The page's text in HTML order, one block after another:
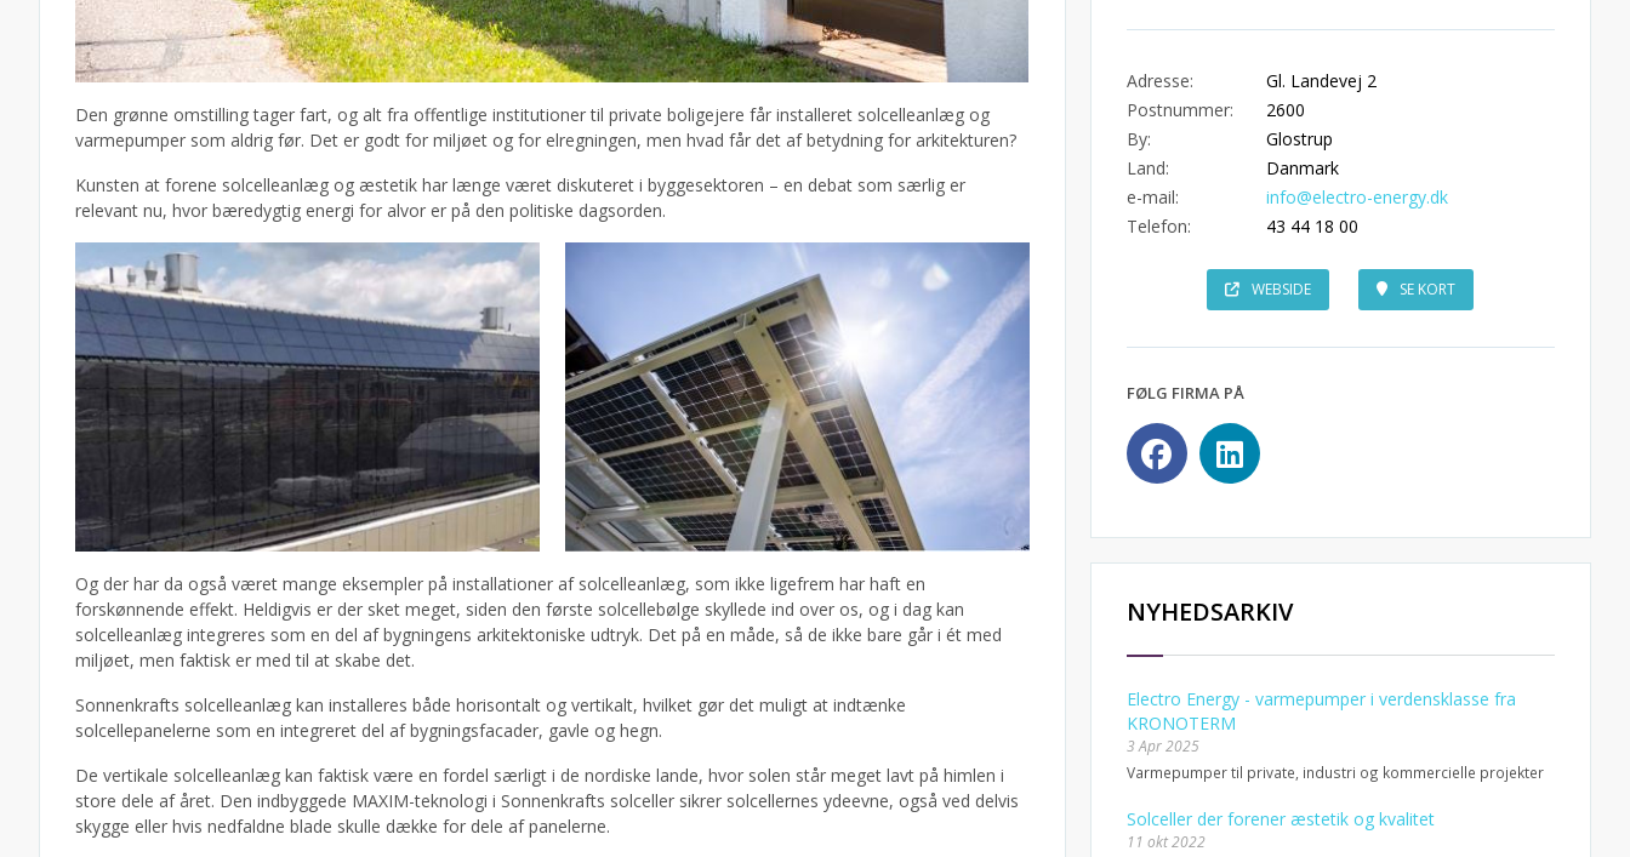
Den grønne omstilling tager fart, og alt fra offentlige institutioner til private boligejere får installeret solcelleanlæg og
varmepumper som aldrig før. Det er godt for miljøet og for elregningen, men hvad får det af betydning for arkitekturen?
Kunsten at forene solcelleanlæg og æstetik har længe været diskuteret i byggesektoren – en debat som særlig er
relevant nu, hvor bæredygtig energi for alvor er på den politiske dagsorden.
Og der har da også været mange eksempler på installationer af solcelleanlæg, som ikke ligefrem har haft en
forskønnende effekt. Heldigvis er der sket meget, siden den første solcellebølge skyllede ind over os, og i dag kan
solcelleanlæg integreres som en del af bygningens arkitektoniske udtryk. Det på en måde, så de ikke bare går i ét med
miljøet, men faktisk er med til at skabe det.
Sonnenkrafts solcelleanlæg kan installeres både horisontalt og vertikalt, hvilket gør det muligt at indtænke
solcellepanelerne som en integreret del af bygningsfacader, gavle og hegn.
De vertikale solcelleanlæg kan faktisk være en fordel særligt i de nordiske lande, hvor solen står meget lavt på himlen i
store dele af året. Den indbyggede MAXIM-teknologi i Sonnenkrafts solceller sikrer solcellernes ydeevne, også ved delvis
skygge eller hvis nedfaldne blade skulle dække for dele af panelerne.
Adresse:
Gl. Landevej 2
Postnummer:
2600
By:
Glostrup
Land:
Danmark
e-mail:
info@electro-energy.dk
Telefon:
43 44 18 00
WEBSIDE SE KORT
FØLG FIRMA PÅ
NYHEDSARKIV
Electro Energy - varmepumper i verdensklasse fra
KRONOTERM
3 Apr 2025
Varmepumper til private, industri og kommercielle projekter
Solceller der forener æstetik og kvalitet
11 okt 2022